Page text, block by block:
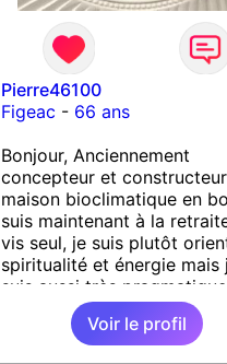
Pierre46100
Figeac - 66 ans
Bonjour, Anciennement
concepteur et
maison bioclimatique en
suis maintenant à la
vis seul, je suis plutôt
spiritualité et énergie mais
suis aussi très
un très bon bricoleur.
douceur, la sensualité, le
partage . Je ne suis pas
Voir le profil